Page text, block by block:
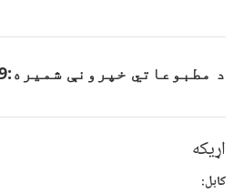
د مطبوعاتي خپرونې شمیره:
اړیکه
کابل: